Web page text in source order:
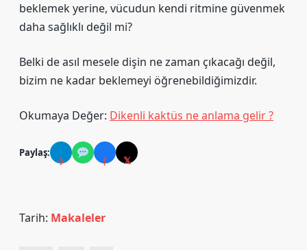
beklemek yerine, vücudun kendi ritmine güvenmek
daha sağlıklı değil mi?
Belki de asıl mesele dişin ne zaman çıkacağı değil,
bizim ne kadar beklemeyi öğrenebildiğimizdir.
Okumaya Değer: Dikenli kaktüs ne anlama gelir ?
Paylaş:
✈ f 𝕏
Tarih: Makaleler